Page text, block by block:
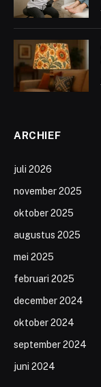
ARCHIEF
juli 2026
november 2025
oktober 2025
augustus 2025
mei 2025
februari 2025
december 2024
oktober 2024
september 2024
juni 2024